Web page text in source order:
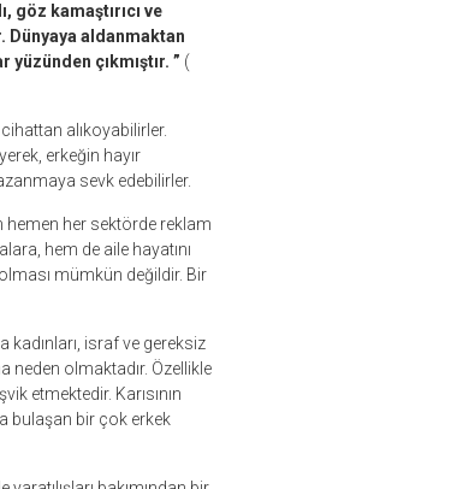
göz kamaştırıcı ve
Dünyaya aldanmaktan
çıkmıştır. ” (
alıkoyabilirler.
erkeğin hayır
sevk edebilirler.
hemen her sektörde reklam
hem de aile hayatını
mümkün değildir. Bir
kadınları, israf ve gereksiz
neden olmaktadır. Özellikle
etmektedir. Karısının
bulaşan bir çok erkek